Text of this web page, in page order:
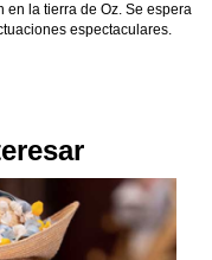
la tierra de Oz. Se espera
espectaculares.